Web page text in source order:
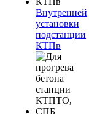
Внутренней
установки
подстанции
КТПв